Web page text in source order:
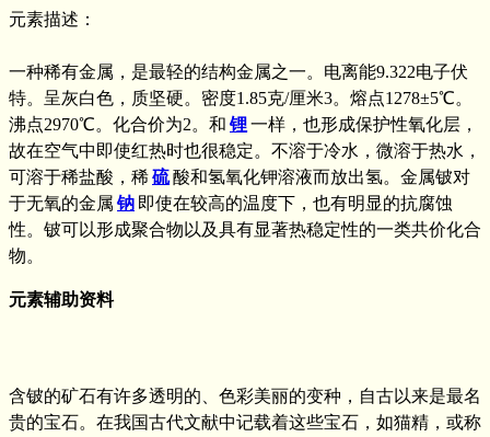
元素描述：
一种稀有金属，是最轻的结构金属之一。电离能9.322电子伏
特。呈灰白色，质坚硬。密度1.85克/厘米3。熔点1278±5℃。
沸点2970℃。化合价为2。和 锂一样，也形成保护性氧化层，
故在空气中即使红热时也很稳定。不溶于冷水，微溶于热水，
可溶于稀盐酸，稀硫酸和氢氧化钾溶液而放出氢。金属铍对
于无氧的金属 钠 即使在较高的温度下，也有明显的抗腐蚀
性。铍可以形成聚合物以及具有显著热稳定性的一类共价化合
物。
元素辅助资料
含铍的矿石有许多透明的、色彩美丽的变种，自古以来是最名
贵的宝石。在我国古代文献中记载着这些宝石，如猫精，或称